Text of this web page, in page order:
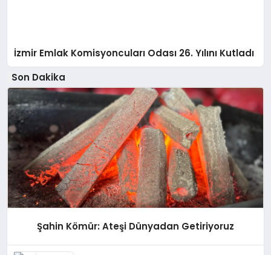
İzmir Emlak Komisyoncuları Odası 26. Yılını Kutladı
Son Dakika
Şahin Kömür: Ateşi Dünyadan Getiriyoruz